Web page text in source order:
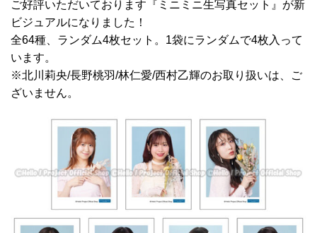
ご好評いただいております『ミニミニ生写真セット』が新
ビジュアルになりました！
全64種、ランダム4枚セット。1袋にランダムで4枚入って
います。
※北川莉央/長野桃羽/林仁愛/西村乙輝のお取り扱いは、ご
ざいません。